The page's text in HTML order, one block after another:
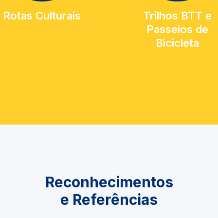
Rotas Culturais
Trilhos BTT e
Passeios de
Bicicleta
Reconhecimentos
e Referências